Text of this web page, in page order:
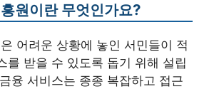
원이란 무엇인가요?
어려운 상황에 놓인 서민들이 적
를 받을 수 있도록 돕기 위해 설립
융 서비스는 종종 복잡하고 접근